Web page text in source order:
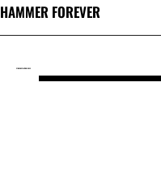
HAMMER FOREVER